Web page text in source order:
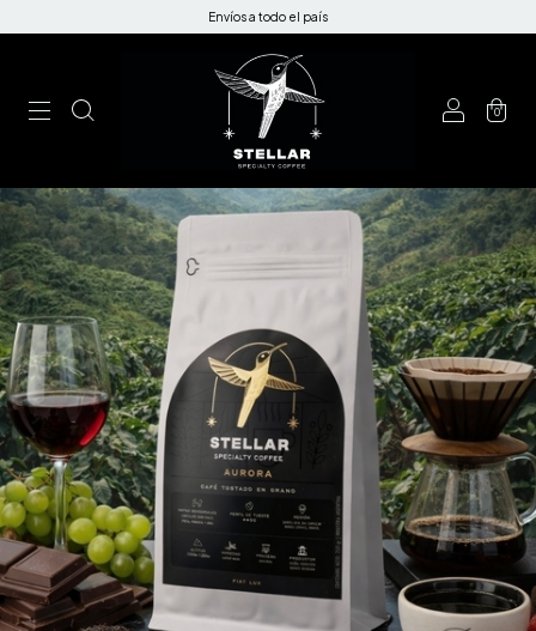
Envíos a todo el país
0